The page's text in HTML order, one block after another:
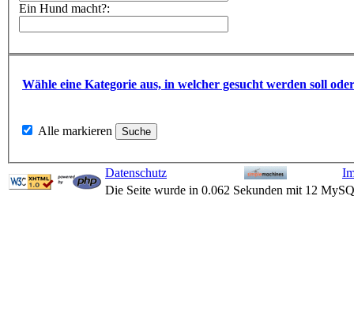
Ein Hund macht?:
Wähle eine Kategorie aus, in welcher gesucht werden soll
Alle markieren
Datenschutz
Die Seite wurde in 0.062 Sekunden mit 12